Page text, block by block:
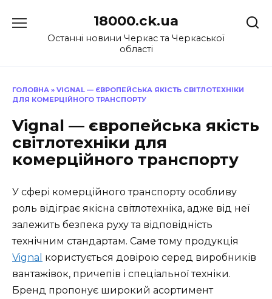
до
18000.ck.ua
Останні новини Черкас та Черкаської
області
ГОЛОВНА » VIGNAL — ЄВРОПЕЙСЬКА ЯКІСТЬ СВІТЛОТЕХНІКИ
ДЛЯ КОМЕРЦІЙНОГО ТРАНСПОРТУ
Vignal — європейська якість
світлотехніки для
комерційного транспорту
У сфері комерційного транспорту особливу
роль відіграє якісна світлотехніка, адже від неї
залежить безпека руху та відповідність
технічним стандартам. Саме тому продукція
Vignal користується довірою серед виробників
вантажівок, причепів і спеціальної техніки.
Бренд пропонує широкий асортимент